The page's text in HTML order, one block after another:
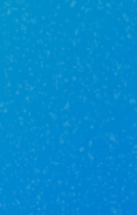
жилье на лучших условиях,
детей или они старше 7 лет.
IT-ипотека
Работаете в IT-компании?
оформить кредит на льготных
рублей с пониженной ставкой.
компания была
было не больше 50 лет.
только купить квартиру, но и
строительство загородного
Комбинированная ипотека
Хотите сэкономить по-
сочетать разные программы –
семейную и IT-ипотеку,
на рынке.
Вариантов много, но нюансов